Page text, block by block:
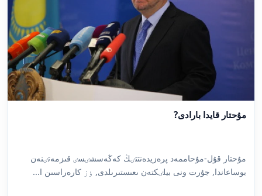
مۇحتار قايدا بارادى?
مۇحتار قۇل-مۇحاممەد پرەزيدەنتتٸڭ كەڭەسشٸسٸ قىزمەتٸنەن
بوساعاندا, جۇرت ونى بيلٸكتەن ىعىستىرىلدى, ٶز كارەراسىن ا...